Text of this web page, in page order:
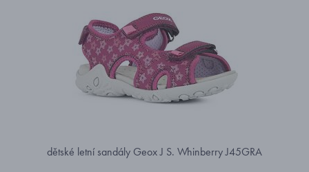
dětské letní sandály Geox J S. Whinberry J45GRA